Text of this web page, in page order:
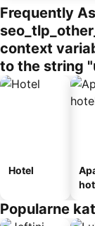
Frequently
context
to the string
Hotel
Popularne